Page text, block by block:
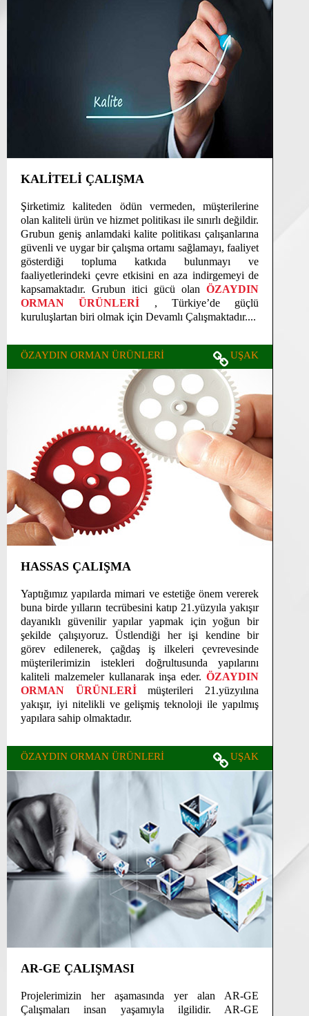
KALİTELİ ÇALIŞMA
Şirketimiz kaliteden ödün vermeden, müşterilerine
olan kaliteli ürün ve hizmet politikası ile sınırlı değildir.
Grubun geniş anlamdaki kalite politikası çalışanlarına
güvenli ve uygar bir çalışma ortamı sağlamayı, faaliyet
gösterdiği topluma katkıda bulunmayı ve
faaliyetlerindeki çevre etkisini en aza indirgemeyi de
kapsamaktadır. Grubun itici gücü olan ÖZAYDIN
ORMAN ÜRÜNLERİ , Türkiye’de güçlü
kuruluşlartan biri olmak için Devamlı Çalışmaktadır....
ÖZAYDIN ORMAN ÜRÜNLERİ UŞAK
HASSAS ÇALIŞMA
Yaptığımız yapılarda mimari ve estetiğe önem vererek
buna birde yılların tecrübesini katıp 21.yüzyıla yakışır
dayanıklı güvenilir yapılar yapmak için yoğun bir
şekilde çalışıyoruz. Üstlendiği her işi kendine bir
görev edilenerek, çağdaş iş ilkeleri çevrevesinde
müşterilerimizin istekleri doğrultusunda yapılarını
kaliteli malzemeler kullanarak inşa eder. ÖZAYDIN
ORMAN ÜRÜNLERİmüşterileri 21.yüzyılına
yakışır, iyi nitelikli ve gelişmiş teknoloji ile yapılmış
yapılara sahip olmaktadır.
ÖZAYDIN ORMAN ÜRÜNLERİ UŞAK
AR-GE ÇALIŞMASI
Projelerimizin her aşamasında yer alan AR-GE
Çalışmaları insan yaşamıyla ilgilidir. AR-GE